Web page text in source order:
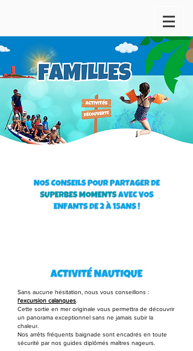
Sans aucune hésitation, nous vous conseillons :
l'excursion calanques
Cette sortie en mer originale vous permettra de découvrir
un panorama exceptionnel sans ne jamais subir la
chaleur.
Nos arrêts fréquents baignade sont encadrés en toute
sécurité par nos guides diplômés maîtres nageurs.